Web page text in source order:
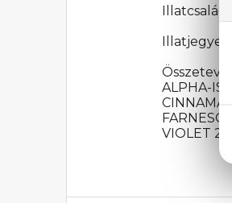
Illatcsalád:
ALPHA-
VIOLET 2),